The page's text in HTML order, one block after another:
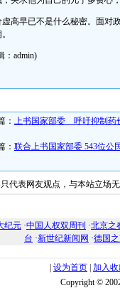
早已不是什么秘密。面对政
：admin)
： 上书国家部委 呼吁抑制药
： 联合上书国家部委 543位公
只代表网友观点，与本站立场
纪元 ·中国人权双周刊 ·北京之
台 ·新世纪新闻网 ·德国
设为首页 加入
Copyright ©